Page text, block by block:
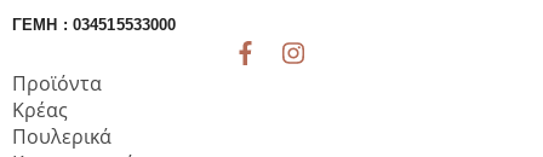
ποσότητα
ΓΕΜΗ : 034515533000
Προϊόντα
Κρέας
Πουλερικά